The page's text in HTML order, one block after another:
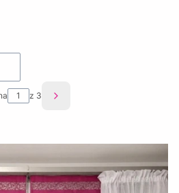
z 3 Następne produkty